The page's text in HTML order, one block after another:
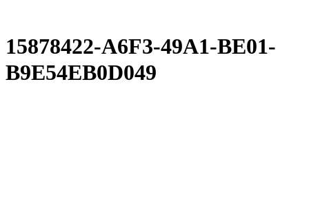
15878422-A6F3-49A1-BE01-
B9E54EB0D049